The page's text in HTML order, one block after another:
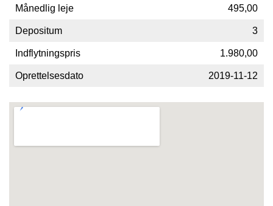
Månedlig leje 495,00
Depositum 3
Indflytningspris 1.980,00
Oprettelsesdato 2019-11-12